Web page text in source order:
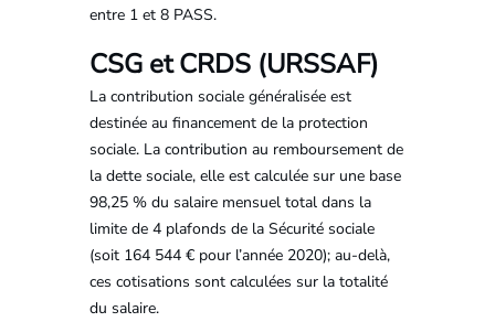
entre 1 et 8 PASS.
CSG et CRDS (URSSAF)
La contribution sociale généralisée est
destinée au financement de la protection
sociale. La contribution au remboursement de
la dette sociale, elle est calculée sur une base
98,25 % du salaire mensuel total dans la
limite de 4 plafonds de la Sécurité sociale
(soit 164 544 € pour l’année 2020); au-delà,
ces cotisations sont calculées sur la totalité
du salaire.